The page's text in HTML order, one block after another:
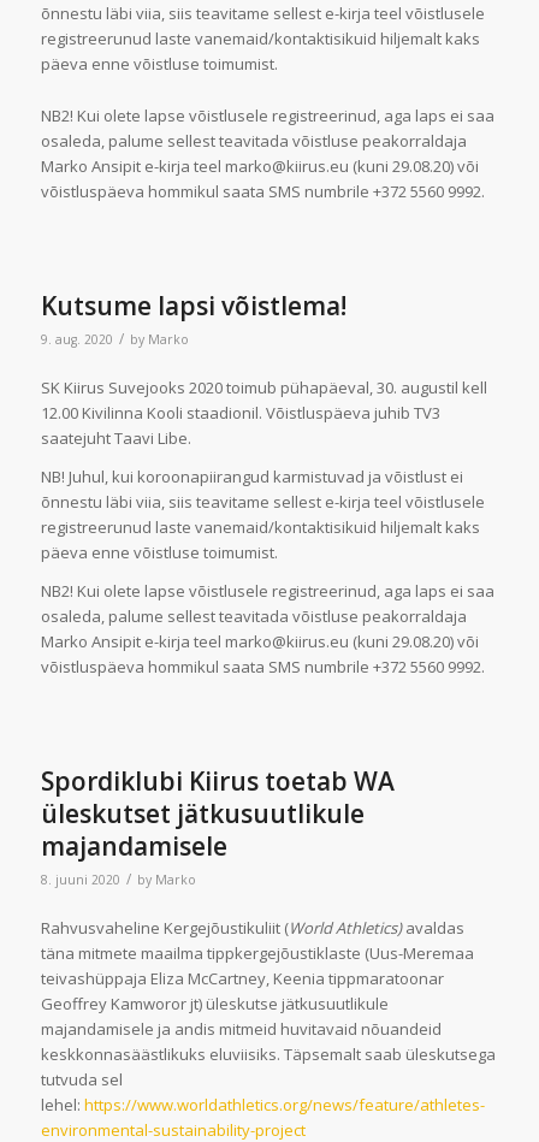
õnnestu läbi viia, siis teavitame sellest e-kirja teel võistlusele
registreerunud laste vanemaid/kontaktisikuid hiljemalt kaks
päeva enne võistluse toimumist.
NB2! Kui olete lapse võistlusele registreerinud, aga laps ei saa
osaleda, palume sellest teavitada võistluse peakorraldaja
Marko Ansipit e-kirja teel marko@kiirus.eu (kuni 29.08.20) või
võistluspäeva hommikul saata SMS numbrile +372 5560 9992.
Kutsume lapsi võistlema!
9. aug. 2020 / by Marko
SK Kiirus Suvejooks 2020 toimub pühapäeval, 30. augustil kell
12.00 Kivilinna Kooli staadionil. Võistluspäeva juhib TV3
saatejuht Taavi Libe.
NB! Juhul, kui koroonapiirangud karmistuvad ja võistlust ei
õnnestu läbi viia, siis teavitame sellest e-kirja teel võistlusele
registreerunud laste vanemaid/kontaktisikuid hiljemalt kaks
päeva enne võistluse toimumist.
NB2! Kui olete lapse võistlusele registreerinud, aga laps ei saa
osaleda, palume sellest teavitada võistluse peakorraldaja
Marko Ansipit e-kirja teel marko@kiirus.eu (kuni 29.08.20) või
võistluspäeva hommikul saata SMS numbrile +372 5560 9992.
Spordiklubi Kiirus toetab WA
üleskutset jätkusuutlikule
majandamisele
8. juuni 2020 / by Marko
Rahvusvaheline Kergejõustikuliit (World Athletics)avaldas
täna mitmete maailma tippkergejõustiklaste (Uus-Meremaa
teivashüppaja Eliza McCartney, Keenia tippmaratoonar
Geoffrey Kamworor jt) üleskutse jätkusuutlikule
majandamisele ja andis mitmeid huvitavaid nõuandeid
keskkonnasäästlikuks eluviisiks. Täpsemalt saab üleskutsega
tutvuda sel
lehel: https://www.worldathletics.org/news/feature/athletes-
environmental-sustainability-project